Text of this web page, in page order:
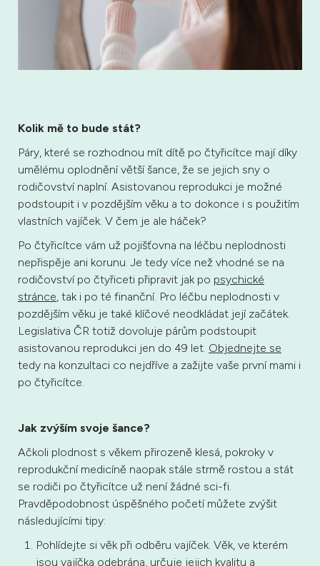
Kolik mě to bude stát?
Páry, které se rozhodnou mít dítě po čtyřicítce mají díky
umělému oplodnění větší šance, že se jejich sny o
rodičovství naplní. Asistovanou reprodukci je možné
podstoupit i v pozdějším věku a to dokonce i s použitím
vlastních vajíček. V čem je ale háček?
Po čtyřicítce vám už pojišťovna na léčbu neplodnosti
nepřispěje ani korunu. Je tedy více než vhodné se na
rodičovství po čtyřiceti připravit jak po psychické
stránce , tak i po té finanční. Pro léčbu neplodnosti v
pozdějším věku je také klíčové neodkládat její začátek.
Legislativa ČR totiž dovoluje párům podstoupit
asistovanou reprodukci jen do 49 let. Objednejte se
tedy na konzultaci co nejdříve a zažijte vaše první mami i
po čtyřicítce.
Jak zvýším svoje šance?
Ačkoli plodnost s věkem přirozeně klesá, pokroky v
reprodukční medicíně naopak stále strmě rostou a stát
se rodiči po čtyřicítce už není žádné sci-fi.
Pravděpodobnost úspěšného početí můžete zvýšit
následujícími tipy:
Pohlídejte si věk při odběru vajíček. Věk, ve kterém
jsou vajíčka odebrána, určuje jejich kvalitu a